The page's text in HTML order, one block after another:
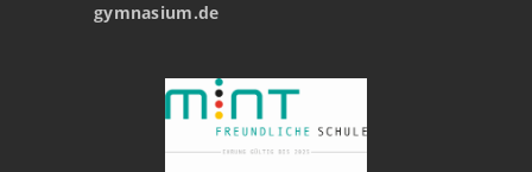
gymnasium.de